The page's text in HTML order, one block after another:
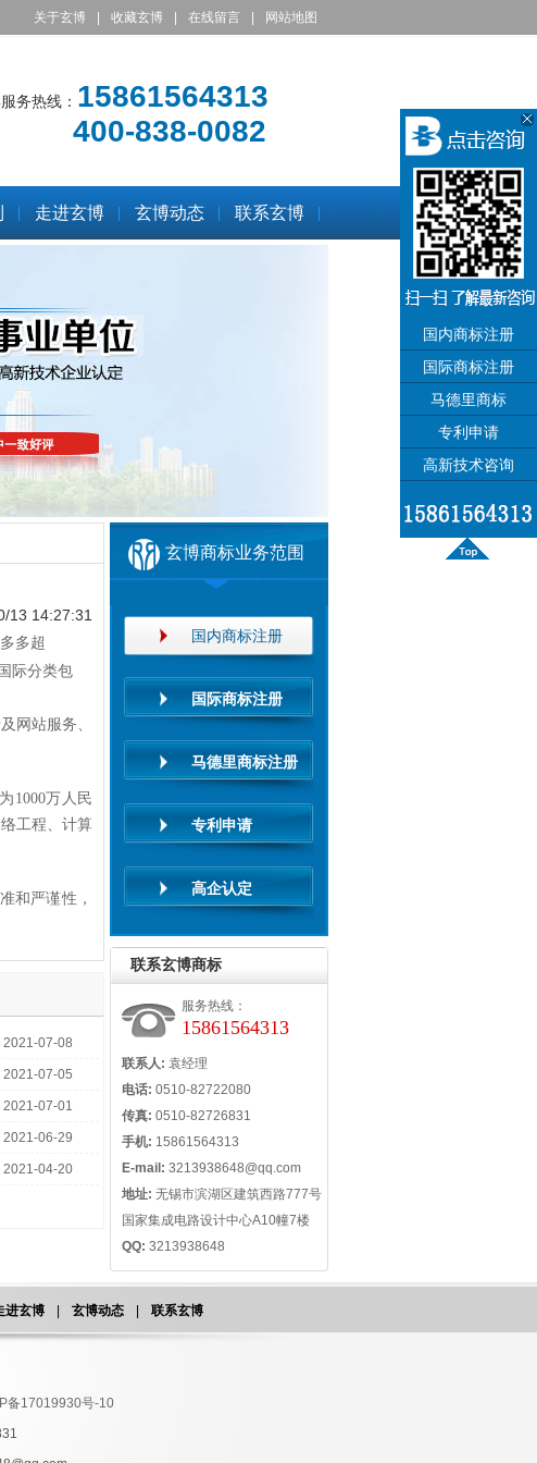
关于玄博 收藏玄博 在线留言 网站地图
务热线： 15861564313
400-838-0082
走进玄博 玄博动态 联系玄博
13 14:27:31
多多超
际分类包
网站服务、
1000万人民
工程、计算
和严谨性，
2021-07-08
2021-07-05
2021-07-01
2021-06-29
2021-04-20
玄博商标业务范围
国内商标注册
国际商标注册
马德里商标注册
专利申请
高企认定
联系玄博商标
服务热线：
15861564313
联系人: 袁经理
电话: 0510-82722080
传真: 0510-82726831
手机: 15861564313
E-mail: 3213938648@qq.com
地址: 无锡市滨湖区建筑西路777号
国家集成电路设计中心A10幢7楼
QQ: 3213938648
进玄博 玄博动态 联系玄博
备17019930号-10
国内商标注册
国际商标注册
马德里商标
专利申请
高新技术咨询